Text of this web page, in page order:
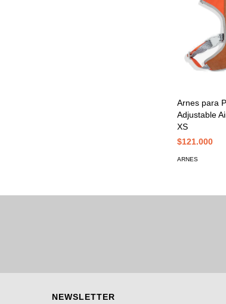
Arnes para
Adjustable
XS
$121.000
ARNES
NEWSLETTER